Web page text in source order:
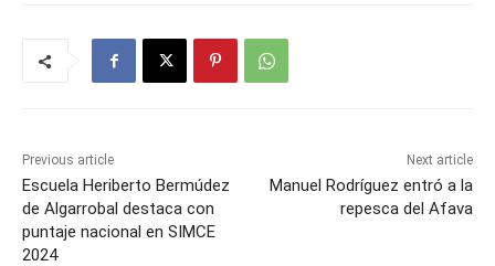
Previous article
Escuela Heriberto Bermúdez
de Algarrobal destaca con
puntaje nacional en SIMCE
2024
Next article
Manuel Rodríguez entró a la
repesca del Afava